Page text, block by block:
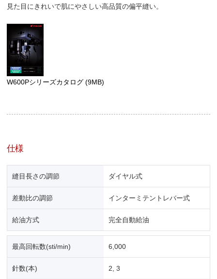
見た目にきれいで肌にやさしい高品質の偏平縫い。
W600Pシリーズカタログ (9MB)
仕様
縫目長さの調節 ダイヤル式
差動比の調節 インターミテントレバー式
給油方式 完全自動給油
最高回転数(sti/min) 6,000
針数(本) 2, 3